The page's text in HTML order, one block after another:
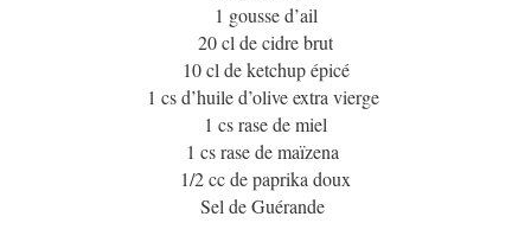
1 gousse d’ail
20 cl de cidre brut
10 cl de ketchup épicé
1 cs d’huile d’olive extra vierge
1 cs rase de miel
1 cs rase de maïzena
1/2 cc de paprika doux
Sel de Guérande